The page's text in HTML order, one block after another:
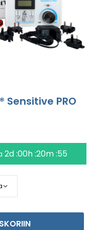
PRO
2d :00h :20m :54